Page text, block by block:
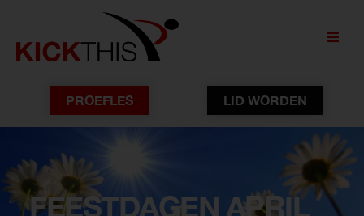
PROEFLES LID WORDEN
FEESTDAGEN APRIL